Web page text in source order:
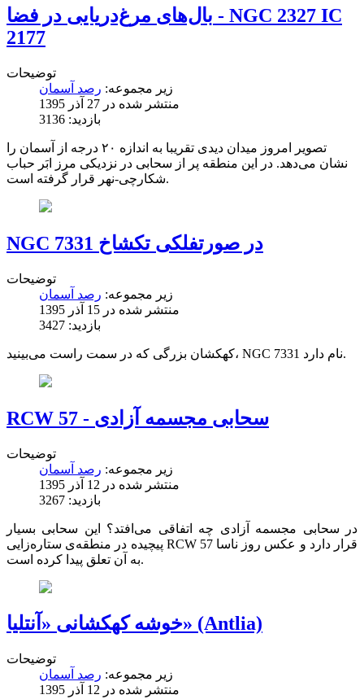
بال‌های مرغ‌دریایی در فضا - NGC 2327 IC
2177
توضیحات
زیر مجموعه: رصد آسمان
منتشر شده در 27 آذر 1395
بازدید: 3136
تصویر امروز میدان دیدی تقریبا به اندازه‌ ۲۰ درجه از آسمان را
نشان می‌دهد. در این منطقه‌ پر از سحابی در نزدیکی مرز ابَر حباب
شکارچی-نهر قرار گرفته است.
NGC 7331 در صورتفلکی تکشاخ
توضیحات
زیر مجموعه: رصد آسمان
منتشر شده در 15 آذر 1395
بازدید: 3427
کهکشان بزرگی که در سمت راست می‌بینید، NGC 7331 نام دارد.
RCW 57 - سحابی مجسمه آزادی
توضیحات
زیر مجموعه: رصد آسمان
منتشر شده در 12 آذر 1395
بازدید: 3267
در سحابی مجسمه‌ آزادی چه اتفاقی می‌افتد؟ این سحابی بسیار
پیچیده در منطقه‌ی ستاره‌زایی RCW 57 قرار دارد و عکس روز ناسا
به آن تعلق پیدا کرده است.
خوشه‌ کهکشانی «آنتلیا» (Antlia)
توضیحات
زیر مجموعه: رصد آسمان
منتشر شده در 12 آذر 1395